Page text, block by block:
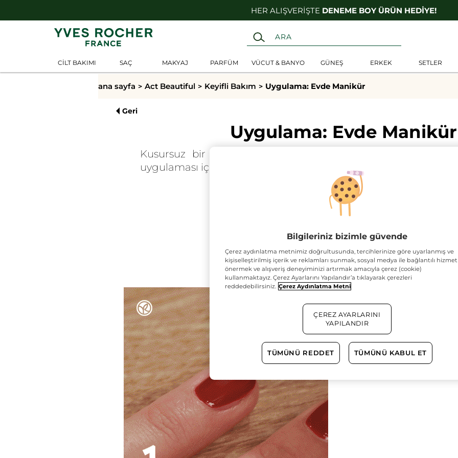
HER ALIŞVERİŞTE DENEME BOY ÜRÜN HEDİYE!
CİLT BAKIMI SAÇ MAKYAJ PARFÜM VÜCUT & BANYO GÜNEŞ ERKEK SETLER
ana sayfa Act Beautiful Keyifli Bakım Uygulama: Evde Manikür
Geri
Uygulama: Evde Manikür
Kusursuz bir manikür için bütün sırlarımızı açıklıyoruz!
uygulaması için makaleyi inceleyin.
Bilgileriniz bizimle güvende
Çerez aydınlatma metnimiz doğrultusunda, tercihlerinize göre uyarlanmış ve
kişiselleştirilmiş içerik ve reklamları sunmak, sosyal medya ile bağlantılı
önermek ve alışveriş deneyiminizi artırmak amacıyla çerez (cookie)
kullanmaktayız. Çerez Ayarlarını Yapılandır’a tıklayarak çerezleri
reddedebilirsiniz. Çerez Aydınlatma Metni
ÇEREZ AYARLARINI
YAPILANDIR
TÜMÜNÜ REDDET TÜMÜNÜ KABUL ET